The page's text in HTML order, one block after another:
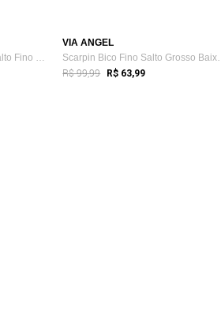
Sapato Scarpin Feminino Salto Fino Baixo...
VIA ANGEL
Scarpin
R$ 99,99 R$ 63,99